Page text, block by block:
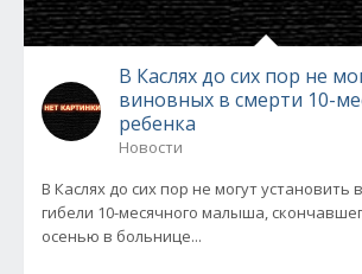
В Каслях до сих пор не
виновных в смерти 10-
ребенка
Новости
В Каслях до сих пор не могут установить
гибели 10-месячного малыша,
осенью в больнице...